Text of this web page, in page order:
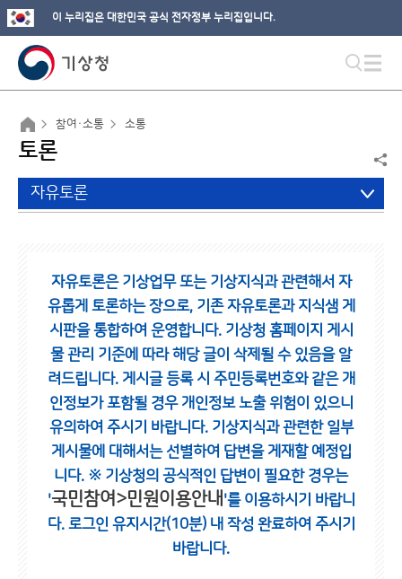
이 누리집은 대한민국 공식 전자정부 누리집입니다.
참여·소통 소통
토론
자유토론
자유토론은 기상업무 또는 기상지식과 관련해서 자
유롭게 토론하는 장으로, 기존 자유토론과 지식샘 게
시판을 통합하여 운영합니다. 기상청 홈페이지 게시
물 관리 기준에 따라 해당 글이 삭제될 수 있음을 알
려드립니다. 게시글 등록 시 주민등록번호와 같은 개
인정보가 포함될 경우 개인정보 노출 위험이 있으니
유의하여 주시기 바랍니다. 기상지식과 관련한 일부
게시물에 대해서는 선별하여 답변을 게재할 예정입
니다. ※ 기상청의 공식적인 답변이 필요한 경우는
'국민참여>민원이용안내 '를 이용하시기 바랍니
다. 로그인 유지시간(10분) 내 작성 완료하여 주시기
바랍니다.